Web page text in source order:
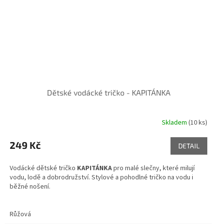
Dětské vodácké tričko - KAPITÁNKA
Skladem (10 ks)
249 Kč DETAIL
Vodácké dětské tričko KAPITÁNKApro malé slečny, které milují
vodu, lodě a dobrodružství. Stylové a pohodlné tričko na vodu i
běžné nošení.
Růžová